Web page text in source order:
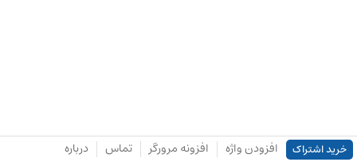
خرید اشتراک افزودن واژه افزونه مرورگر تماس درباره